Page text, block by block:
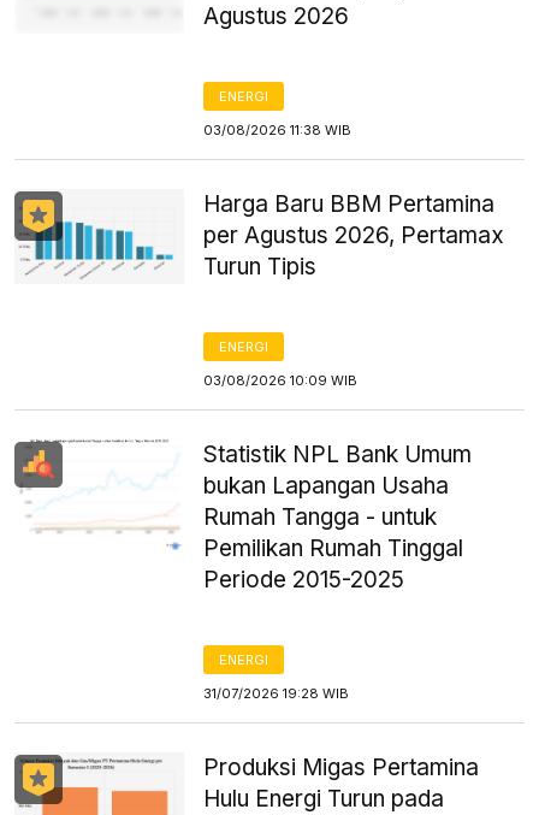
Agustus 2026
ENERGI
03/08/2026 11:38 WIB
Harga Baru BBM Pertamina
per Agustus 2026, Pertamax
Turun Tipis
ENERGI
03/08/2026 10:09 WIB
Statistik NPL Bank Umum
bukan Lapangan Usaha
Rumah Tangga - untuk
Pemilikan Rumah Tinggal
Periode 2015-2025
ENERGI
31/07/2026 19:28 WIB
Produksi Migas Pertamina
Hulu Energi Turun pada